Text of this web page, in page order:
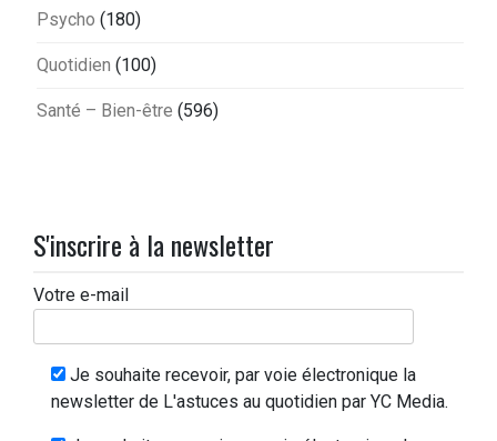
Psycho (180)
Quotidien (100)
Santé – Bien-être (596)
S'inscrire à la newsletter
Votre e-mail
Je souhaite recevoir, par voie électronique la
newsletter de L'astuces au quotidien par YC Media.